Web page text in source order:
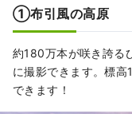
①布引風の高原
約180万本が咲き誇る
に撮影できます。標
できます！